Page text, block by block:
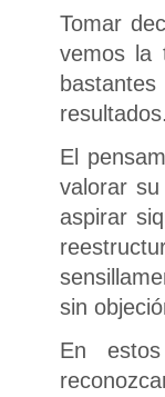
Tomar
vemos la
resultados.
El
valorar
aspirar
sin
En